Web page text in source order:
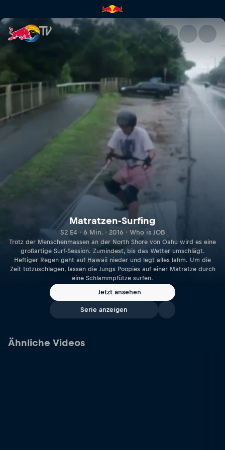
Matratzen-Surfing | Red Bull
Matratzen-Surfing
S2 E4 · 6 Min. · 2016 · Who is JOB
Trotz der Menschenmassen an der North Shore von Oahu wird es eine
großartige Surf-Session. Zumindest, bis das Wetter umschlägt.
Heftiger Regen geht auf Hawaii nieder und legt alles lahm. Um die
Zeit totzuschlagen, lassen die Jungs Poopies auf einer Matratze durch
eine Schlammpfütze surfen.
Jetzt ansehen
Serie anzeigen
Ähnliche Videos